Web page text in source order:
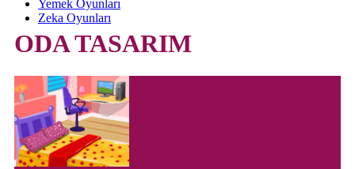
Yemek Oyunları
Zeka Oyunları
ODA TASARIM